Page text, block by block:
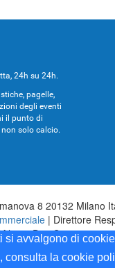
avvalgono di
consulta la cookie
24h su 24h.
pagelle,
degli eventi
il punto di
solo calcio.
8 20132 Milano
| Direttore
DataSport